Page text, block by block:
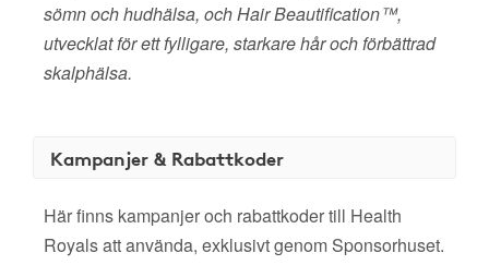
sömn och hudhälsa, och Hair Beautification™,
utvecklat för ett fylligare, starkare hår och förbättrad
skalphälsa.
Kampanjer & Rabattkoder
Här finns kampanjer och rabattkoder till Health
Royals att använda, exklusivt genom Sponsorhuset.